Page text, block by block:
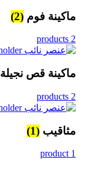
ماكينة فوم (2)
2 products
ماكينة قص نجيلة
2 products
مثاقيب (1)
1 product